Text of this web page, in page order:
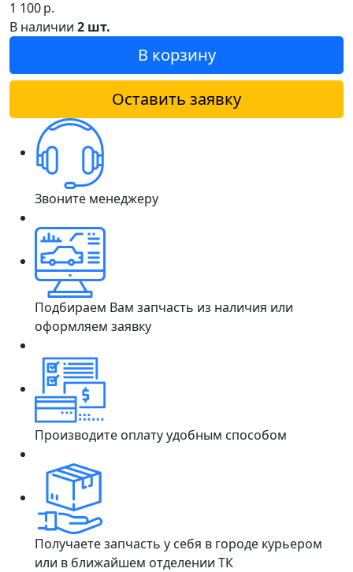
1 100р.
В наличии 2 шт.
В корзину
Оставить заявку
Звоните менеджеру
Подбираем Вам запчасть из наличия или
оформляем заявку
Производите оплату удобным способом
Получаете запчасть у себя в городе курьером
или в ближайшем отделении ТК